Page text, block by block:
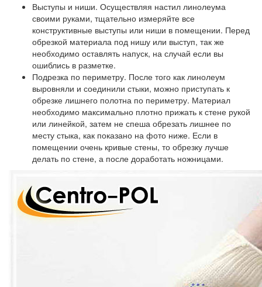
Выступы и ниши. Осуществляя настил линолеума
своими руками, тщательно измеряйте все
конструктивные выступы или ниши в помещении. Перед
обрезкой материала под нишу или выступ, так же
необходимо оставлять напуск, на случай если вы
ошиблись в разметке.
Подрезка по периметру. После того как линолеум
выровняли и соединили стыки, можно приступать к
обрезке лишнего полотна по периметру. Материал
необходимо максимально плотно прижать к стене рукой
или линейкой, затем не спеша обрезать лишнее по
месту стыка, как показано на фото ниже. Если в
помещении очень кривые стены, то обрезку лучше
делать по стене, а после доработать ножницами.